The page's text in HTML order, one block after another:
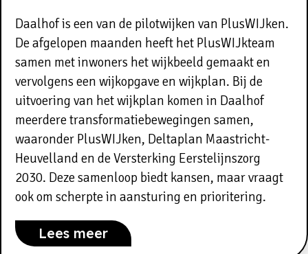
Daalhof is een van de pilotwijken van PlusWIJken.
De afgelopen maanden heeft het PlusWIJkteam
samen met inwoners het wijkbeeld gemaakt en
vervolgens een wijkopgave en wijkplan. Bij de
uitvoering van het wijkplan komen in Daalhof
meerdere transformatiebewegingen samen,
waaronder PlusWIJken, Deltaplan Maastricht-
Heuvelland en de Versterking Eerstelijnszorg
2030. Deze samenloop biedt kansen, maar vraagt
ook om scherpte in aansturing en prioritering.
Lees meer